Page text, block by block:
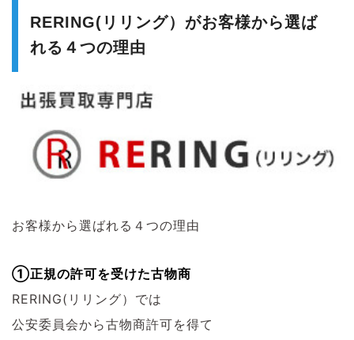
RERING(リリング）がお客様から選ば
れる４つの理由
お客様から選ばれる４つの理由
①正規の許可を受けた古物商
RERING(リリング）では
公安委員会から古物商許可を得て